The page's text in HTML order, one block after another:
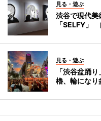
見る・遊ぶ
渋谷で現代美
「SELFY」
見る・遊ぶ
「渋谷盆踊
櫓、輪になり